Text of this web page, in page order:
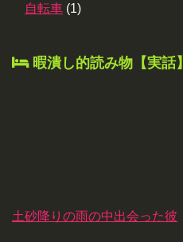
自転車 (1)
暇潰し的読み物【実話】
土砂降りの雨の中出会った彼